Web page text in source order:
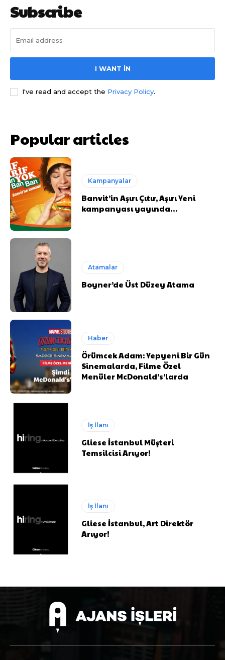
Subscribe
I WANT IN
I've read and accept the Privacy Policy.
Popular articles
Kampanyalar
Banvit’in Aşırı Çıtır, Aşırı Yeni
kampanyası yayında…
Atamalar
Boyner’de Üst Düzey Atama
Haber
Örümcek Adam: Yepyeni Bir Gün
Sinemalarda, Filme Özel
Menüler McDonald’s’larda
İş İlanı
Gliese İstanbul Müşteri
Temsilcisi Arıyor!
İş İlanı
Gliese İstanbul, Art Direktör
Arıyor!